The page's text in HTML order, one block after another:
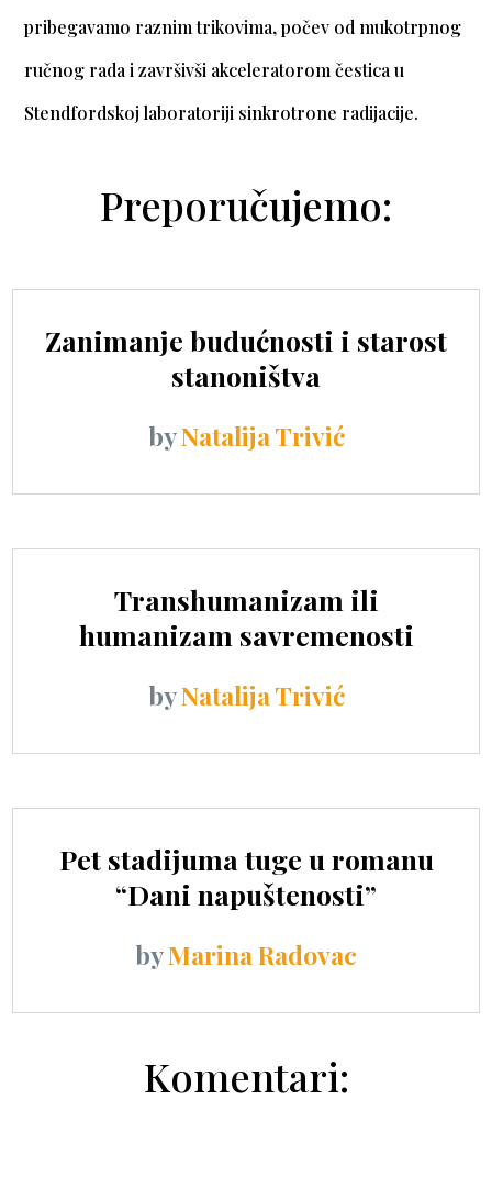
pribegavamo raznim trikovima, počev od mukotrpnog
ručnog rada i završivši akceleratorom čestica u
Stendfordskoj laboratoriji sinkrotrone radijacije.
Preporučujemo:
Zanimanje budućnosti i starost
stanoništva
byNatalija Trivić
Transhumanizam ili
humanizam savremenosti
byNatalija Trivić
Pet stadijuma tuge u romanu
“Dani napuštenosti”
byMarina Radovac
Komentari: